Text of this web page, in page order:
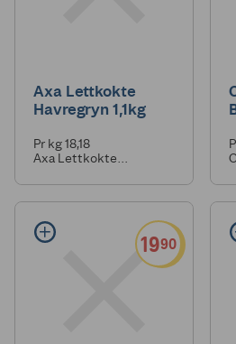
Axa Lettkokte
Havregryn 1,1kg
Pr kg 18,18
Axa Lettkokte
1990